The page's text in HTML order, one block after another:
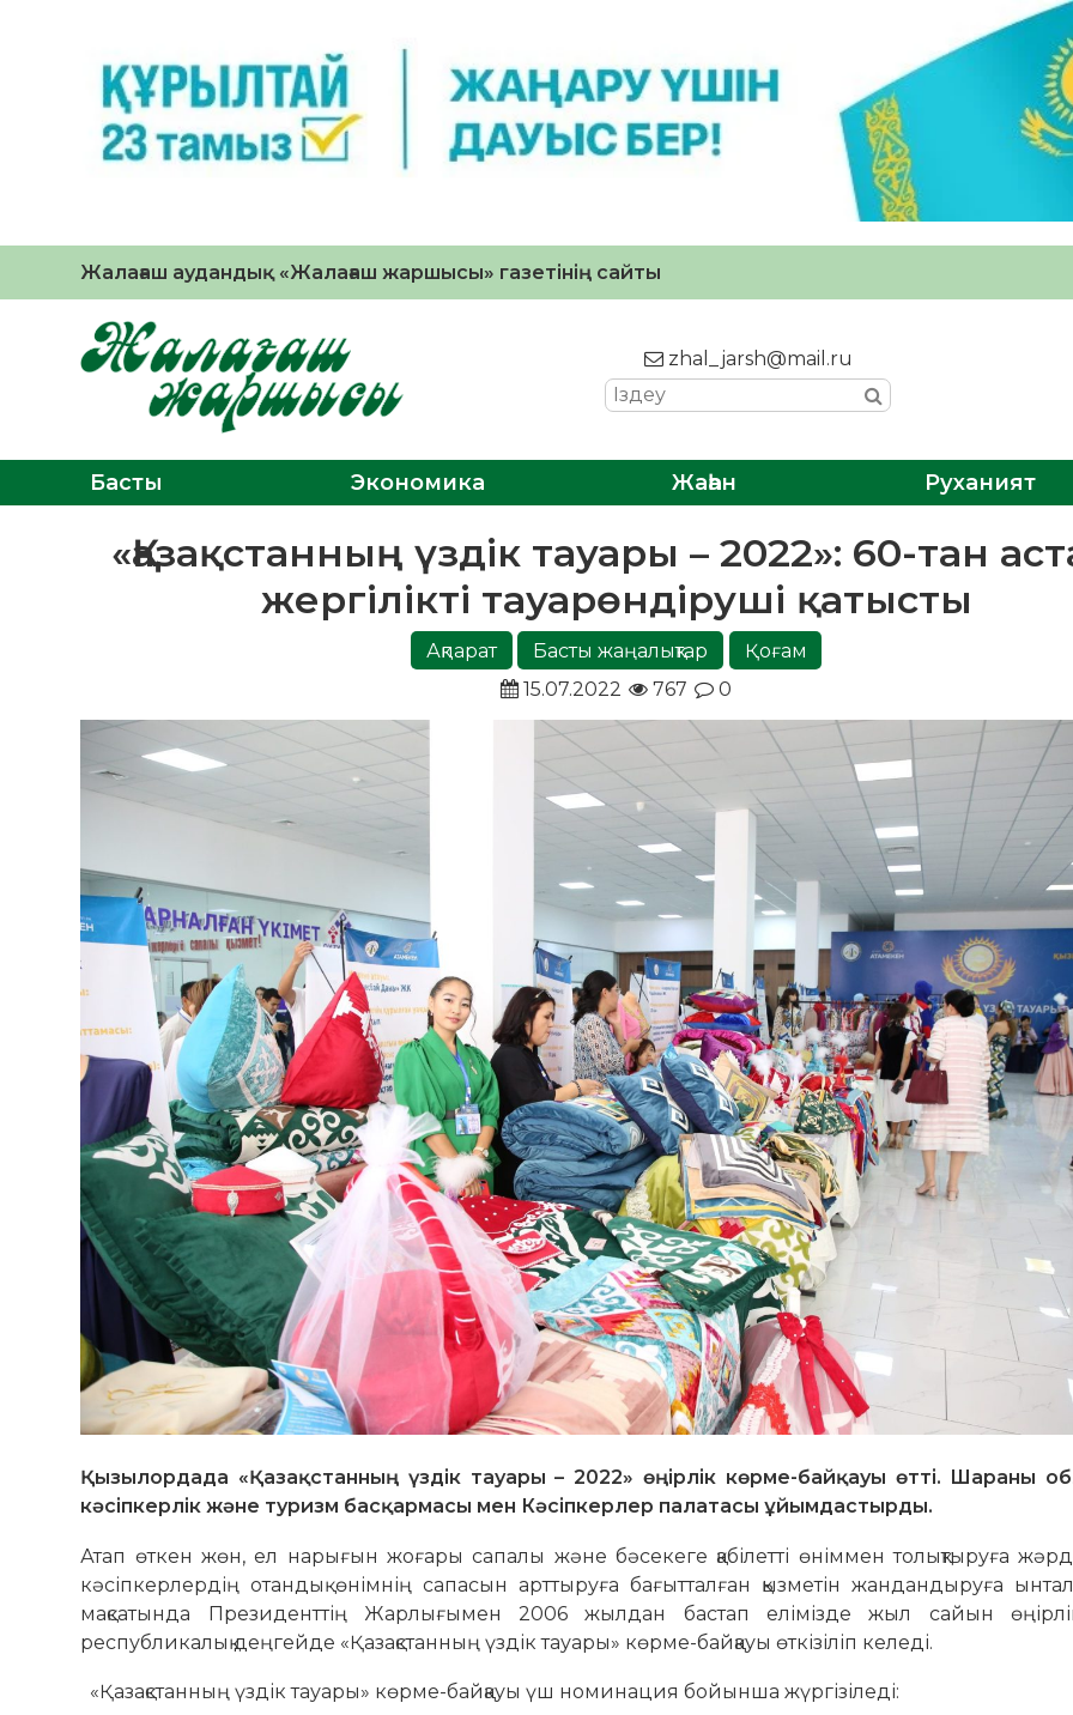
Жалағаш аудандық «Жалағаш жаршысы» газетінің сайты
zhal_jarsh@mail.ru
Басты Экономика Жаһан Руханият
«Қазақстанның үздік тауары – 2022»: 60-тан
жергілікті тауарөндіруші қатысты
Ақпарат Басты жаңалықтар
Қоғам
15.07.2022
767 0
Қызылордада «Қазақстанның үздік тауары – 2022» өңірлік көрме-байқауы өтті. Шараны
кәсіпкерлік және туризм басқармасы мен Кәсіпкерлер палатасы ұйымдастырды.
Атап өткен жөн, ел нарығын жоғары сапалы және бәсекеге қабілетті өніммен толықтыруға
кәсіпкерлердің отандық өнімнің сапасын арттыруға бағытталған қызметін жандандыруға
мақсатында Президенттің Жарлығымен 2006 жылдан бастап елімізде жыл сайын
республикалық деңгейде «Қазақстанның үздік тауары» көрме-байқауы өткізіліп келеді.
«Қазақстанның үздік тауары» көрме-байқауы үш номинация бойынша жүргізіледі: